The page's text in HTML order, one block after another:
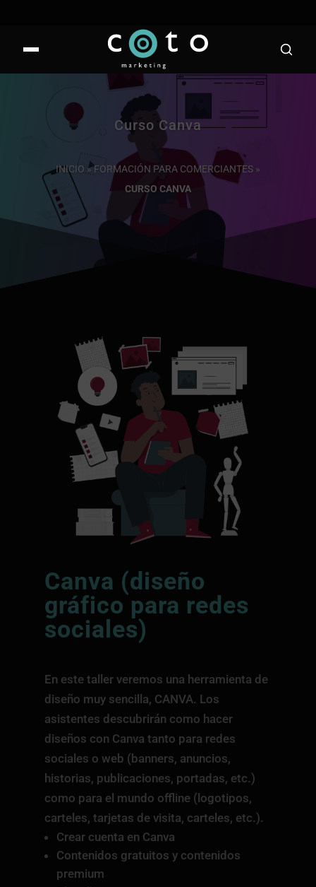
Curso Canva
INICIO »FORMACIÓN PARA COMERCIANTES »
CURSO CANVA
Canva (diseño
gráfico para redes
sociales)
En este taller veremos una herramienta de
diseño muy sencilla, CANVA. Los
asistentes descubrirán como hacer
diseños con Canva tanto para redes
sociales o web (banners, anuncios,
historias, publicaciones, portadas, etc.)
como para el mundo offline (logotipos,
carteles, tarjetas de visita, carteles, etc.).
Crear cuenta en Canva
Contenidos gratuitos y contenidos
premium